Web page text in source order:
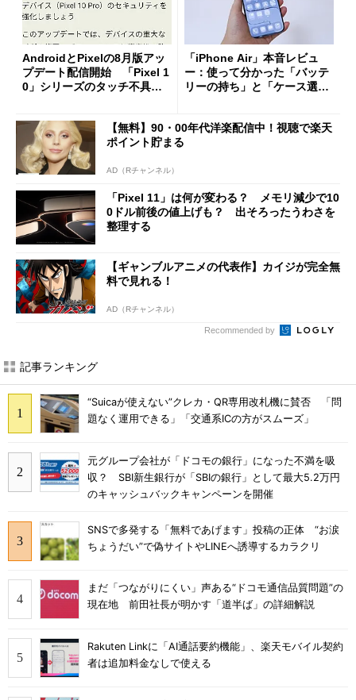
AndroidとPixelの8月版アッ
プデート配信開始 「Pixel 1
0」シリーズのタッチ不具合
「iPhone Air」本音レビュ
ー：使って分かった「バッテ
リーの持ち」と「ケース選
【無料】90・00年代洋楽配信中！視聴で楽天
ポイント貯まる
AD（Rチャンネル）
「Pixel 11」は何が変わる？ メモリ減少で10
0ドル前後の値上げも？ 出そろったうわさを
整理する
【ギャンブルアニメの代表作】カイジが完全無
料で見れる！
AD（Rチャンネル）
Recommended by
記事ランキング
“Suicaが使えない”クレカ・QR専用改札機に賛否 「問
題なく運用できる」「交通系ICの方がスムーズ」
元グループ会社が「ドコモの銀行」になった不満を吸
収？ SBI新生銀行が「SBIの銀行」として最大5.2万円
のキャッシュバックキャンペーンを開催
SNSで多発する「無料であげます」投稿の正体 “お涙
ちょうだい”で偽サイトやLINEへ誘導するカラクリ
まだ「つながりにくい」声ある“ドコモ通信品質問題”の
現在地 前田社長が明かす「道半ば」の詳細解説
Rakuten Linkに「AI通話要約機能」、楽天モバイル契約
者は追加料金なしで使える